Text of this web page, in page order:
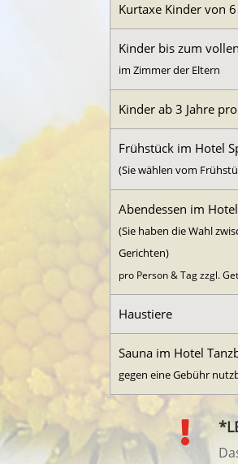
Kurtaxe Kinder von
Kinder bis zum
im Zimmer der Eltern
Kinder ab 3 Jahre
Frühstück im Hotel
(Sie wählen vom
Abendessen im
(Sie haben die Wahl
Gerichten)
pro Person & Tag zzgl.
Haustiere
Sauna im Hotel
gegen eine Gebühr
